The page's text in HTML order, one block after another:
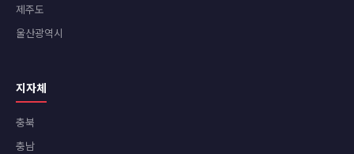
제주도
울산광역시
지자체
충북
충남